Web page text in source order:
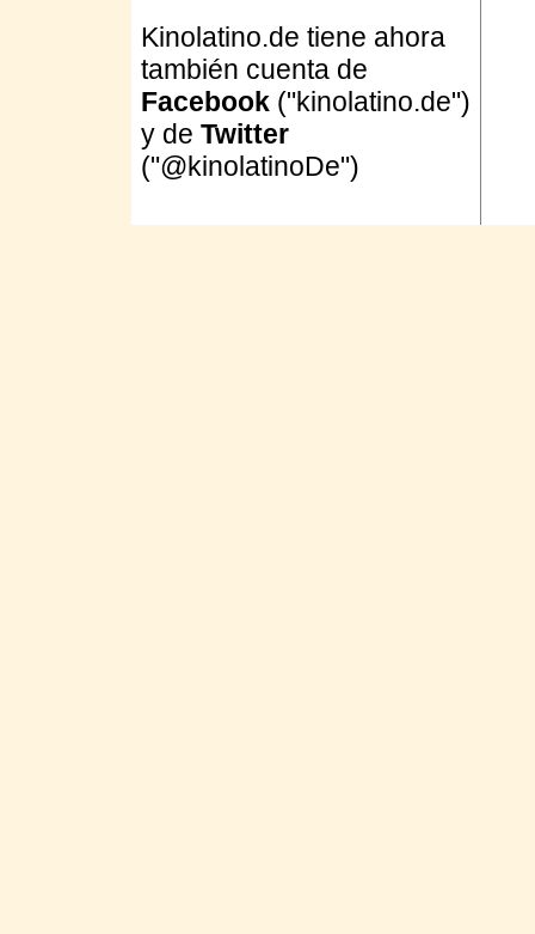
Kinolatino.de tiene ahora
también cuenta de
Facebook ("kinolatino.de")
y de Twitter
("@kinolatinoDe")